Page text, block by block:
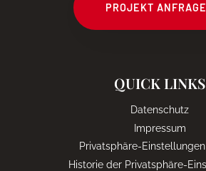
PROJEKT
QUICK LINKS
Datenschutz
Impressum
Privatsphäre-
Historie der Privatsphäre-